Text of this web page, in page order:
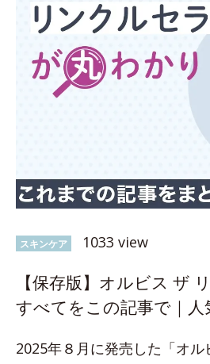
スキンケア 1033 view
【保存版】オルビス ザ
すべてをこの記事で｜人
2025年８月に発売した「オ